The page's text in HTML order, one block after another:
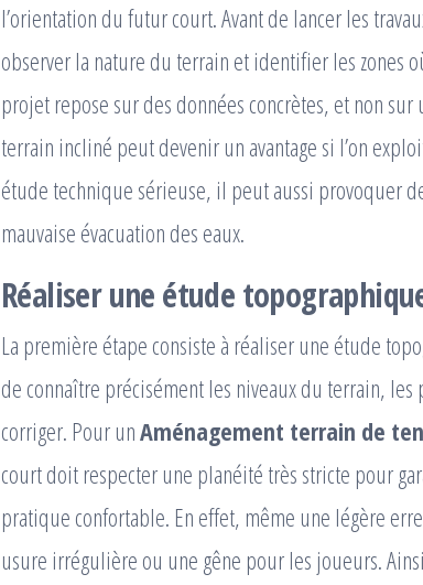
l’orientation du futur court. Avant de lancer les
observer la nature du terrain et identifier les zones
projet repose sur des données concrètes, et non
terrain incliné peut devenir un avantage si l’on
étude technique sérieuse, il peut aussi provoquer
mauvaise évacuation des eaux.
Réaliser une étude
La première étape consiste à réaliser une étude
de connaître précisément les niveaux du terrain, les
corriger. Pour unAménagement terrain de
court doit respecter une planéité très stricte pour
pratique confortable. En effet, même une légère
usure irrégulière ou une gêne pour les joueurs.